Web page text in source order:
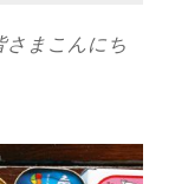
さまこんにち